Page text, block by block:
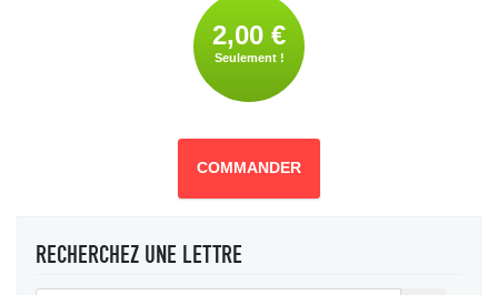
2,00 €
Seulement !
COMMANDER
RECHERCHEZ UNE LETTRE